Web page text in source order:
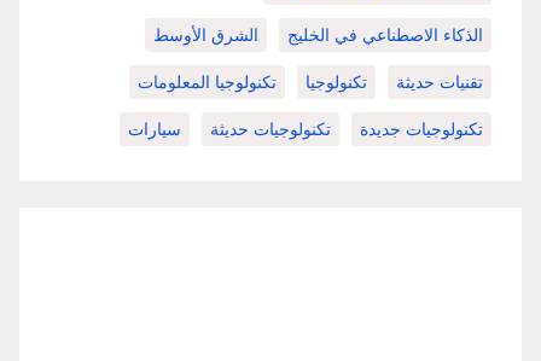
الذكاء الاصطناعي في الخليج الشرق الأوسط
تقنيات حديثة تكنولوجيا تكنولوجيا المعلومات
تكنولوجيات جديدة تكنولوجيات حديثة سيارات